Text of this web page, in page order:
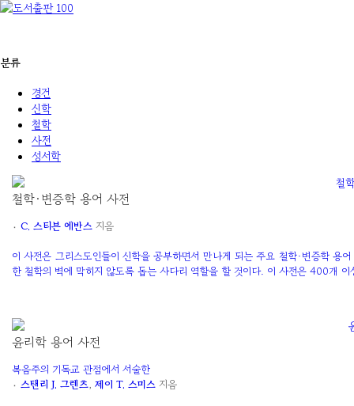
분류
경건
신학
철학
사전
성서학
철학·변증학 용어 사전
۰ C. 스티븐 에반스 지음
이 사전은 그리스도인들이 신학을 공부하면서 만나게 되는 주요 철학·변증학
한 철학의 벽에 막히지 않도록 돕는 사다리 역할을 할 것이다. 이 사전은 400개 이
윤리학 용어 사전
복음주의 기독교 관점에서 서술한
۰ 스탠리 J. 그렌츠, 제이 T. 스미스 지음